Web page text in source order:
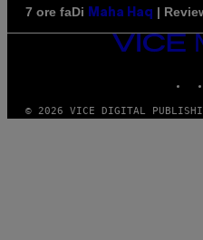
7 ore faDi Maha Haq |
VICE
MEDIA
© 2026 VICE DIGITAL